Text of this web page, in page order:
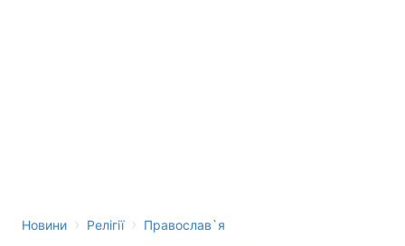
Новини › Релігії › Православ`я